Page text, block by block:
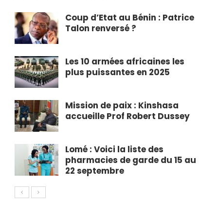
Coup d’Etat au Bénin : Patrice
Talon renversé ?
Les 10 armées africaines les
plus puissantes en 2025
Mission de paix : Kinshasa
accueille Prof Robert Dussey
Lomé : Voici la liste des
pharmacies de garde du 15 au
22 septembre